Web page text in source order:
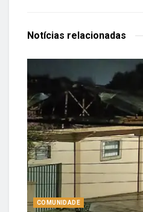
Notícias relacionadas
COMUNIDADE